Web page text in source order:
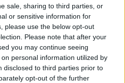
sale, sharing to third parties, or
or sensitive information for
please use the below opt-out
Please note that after your
you may continue seeing
personal information utilized by
disclosed to third parties prior to
opt-out of the further
vid
vill skapa en